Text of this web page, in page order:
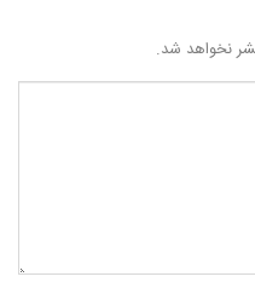
نخواهد شد.